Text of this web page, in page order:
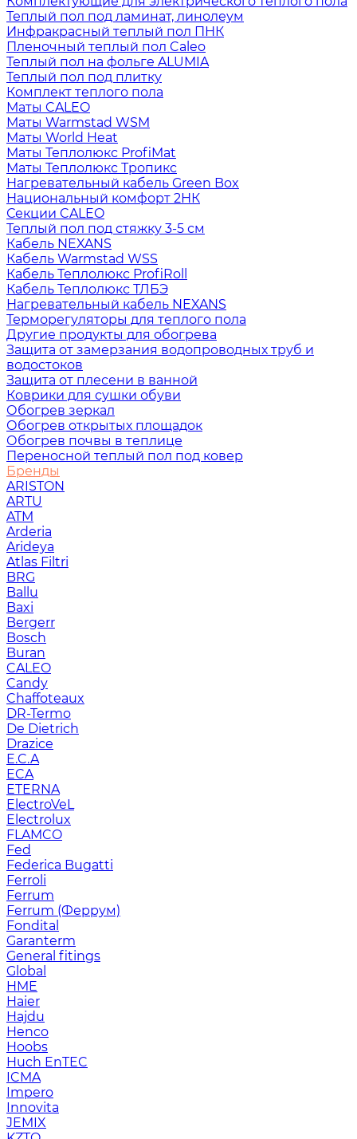
Теплый пол под ламинат, линолеум
Инфракрасный теплый пол ПНК
Пленочный теплый пол Caleo
Теплый пол на фольге ALUMIA
Теплый пол под плитку
Комплект теплого пола
Маты CALEO
Маты Warmstad WSM
Маты World Heat
Маты Теплолюкс ProfiMat
Маты Теплолюкс Тропикс
Нагревательный кабель Green Box
Национальный комфорт 2НК
Секции CALEO
Теплый пол под стяжку 3-5 см
Кабель NEXANS
Кабель Warmstad WSS
Кабель Теплолюкс ProfiRoll
Кабель Теплолюкс ТЛБЭ
Нагревательный кабель NEXANS
Терморегуляторы для теплого пола
Другие продукты для обогрева
Защита от замерзания водопроводных труб и
водостоков
Защита от плесени в ванной
Коврики для сушки обуви
Обогрев зеркал
Обогрев открытых площадок
Обогрев почвы в теплице
Переносной теплый пол под ковер
Бренды
ARISTON
ARTU
ATM
Arderia
Arideya
Atlas Filtri
BRG
Ballu
Baxi
Bergerr
Bosch
Buran
CALEO
Candy
Chaffoteaux
DR-Termo
De Dietrich
Drazice
E.C.A
ECA
ETERNA
ElectroVeL
Electrolux
FLAMCO
Fed
Federica Bugatti
Ferroli
Ferrum
Ferrum (Феррум)
Fondital
Garanterm
General fitings
Global
HME
Haier
Hajdu
Henco
Hoobs
Huch EnTEC
ICMA
Impero
Innovita
JEMIX